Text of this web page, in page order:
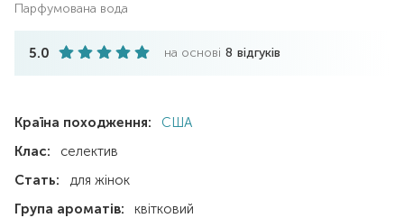
парфумована вода
5.0 на основі 8 відгуків
Країна походження:
США
Клас:
селектив
Стать:
для жінок
Група ароматів:
квітковий